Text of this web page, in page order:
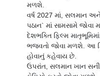
મળશે.
વર્ષ 2027 માં, સલમાન
પઠાન` માં સામસામે જોવા
દેશભક્તિ ફિલ્મ
ભજવતો જોવા મળશે. આ
હોવાનું કહેવાય છે.
ઉપરાંત, સલમાન ખાન